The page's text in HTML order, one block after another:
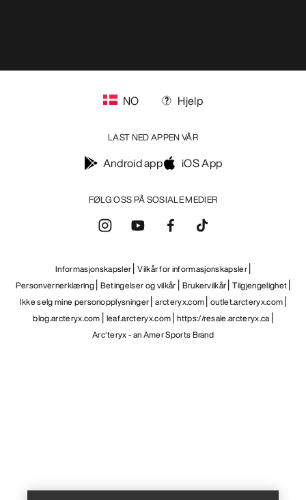
FØLG OSS PÅ SOSIALE MEDIER
NO Hjelp
LAST NED APPEN VÅR
Android app iOS App
Informasjonskapsler Vilkår for informasjonskapsler
Personvernerklæring Betingelser og vilkår Brukervilkår Tilgjengelighet
Ikke selg mine personopplysninger arcteryx.com outlet.arcteryx.com
blog.arcteryx.com leaf.arcteryx.com https://resale.arcteryx.ca
Arc'teryx - an Amer Sports Brand